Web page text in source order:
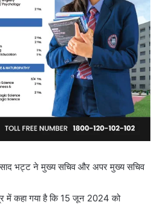
भट्ट ने मुख्य सचिव और अपर मुख्य सचिव
में कहा गया है कि 15 जून 2024 को